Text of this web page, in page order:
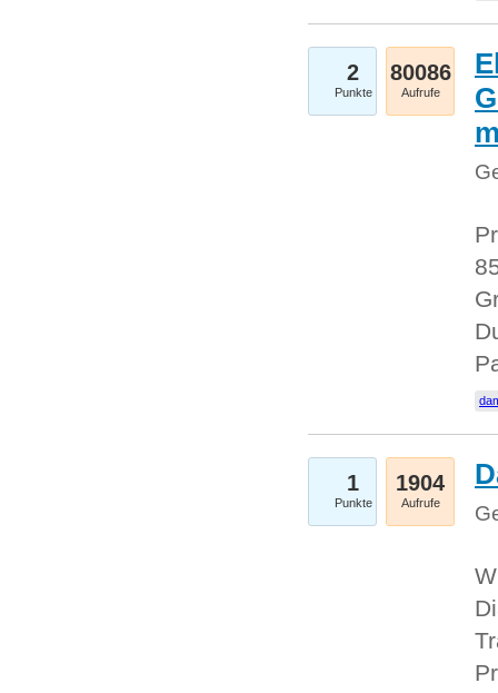
2
Punkte
80086
Aufrufe
1
Punkte
1904
Aufrufe